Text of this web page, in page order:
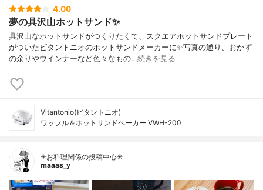
4.00
夢の具沢山ホットサンド✨
具沢山なホットサンドがつくりたくて、スクエアホットサンドプレート
がついたビタントニオのホットサンドメーカーに✨写真の通り、おかず
の余りやウインナーなど色々なもの…続きを見る
Vitantonio(ビタントニオ)
ワッフル＆ホットサンドベーカー VWH-200
✳お料理関係の投稿中心✳
maaas_y